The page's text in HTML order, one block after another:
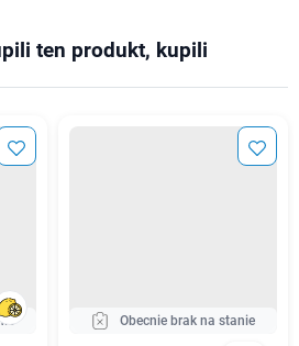
ten produkt, kupili
Obecnie brak na stanie